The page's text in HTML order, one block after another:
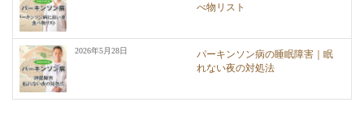
べ物リスト
2026年5月28日
パーキンソン病の睡眠障害｜眠
れない夜の対処法